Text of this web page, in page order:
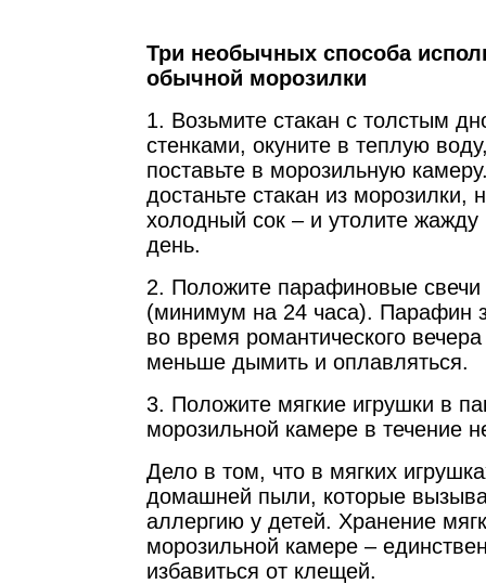
Три необычных способа
обычной морозилки
1. Возьмите стакан с толстым
стенками, окуните в теплую
поставьте в морозильную
достаньте стакан из морозилки,
холодный сок – и утолите жажду
день.
2. Положите парафиновые свечи
(минимум на 24 часа). Парафин
во время романтического
меньше дымить и оплавляться.
3. Положите мягкие игрушки в
морозильной камере в течение
Дело в том, что в мягких
домашней пыли, которые
аллергию у детей. Хранение
морозильной камере –
избавиться от клещей.